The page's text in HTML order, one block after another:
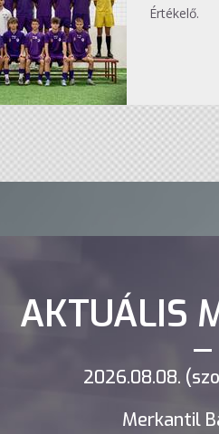
Értékelő.
AKTUÁLIS
2026.08.08.
Merkantil